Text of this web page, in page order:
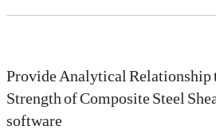
Provide Analytical Relationship
Strength of Composite Steel
software